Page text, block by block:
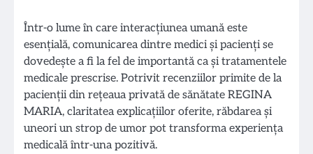
Într-o lume în care interacțiunea umană este
esențială, comunicarea dintre medici și pacienți se
dovedește a fi la fel de importantă ca și tratamentele
medicale prescrise. Potrivit recenziilor primite de la
pacienții din rețeaua privată de sănătate REGINA
MARIA, claritatea explicațiilor oferite, răbdarea și
uneori un strop de umor pot transforma experiența
medicală într-una pozitivă.